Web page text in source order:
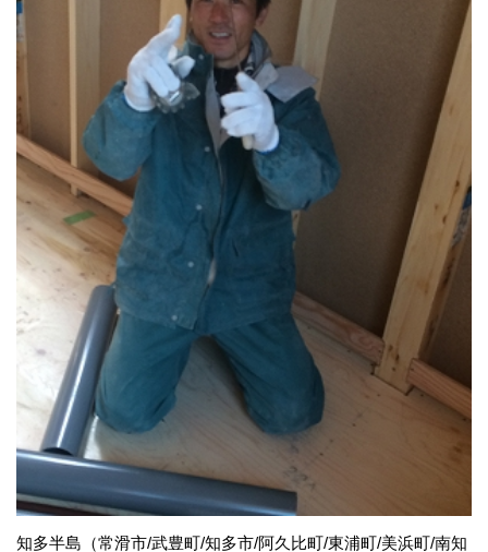
知多半島（常滑市/武豊町/知多市/阿久比町/東浦町/美浜町/南知